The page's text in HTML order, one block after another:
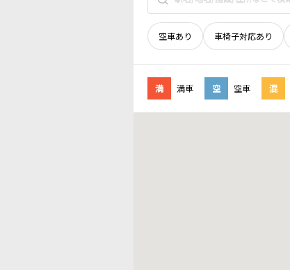
空車あり 車椅子対応あり
満 満車 空 空車 混